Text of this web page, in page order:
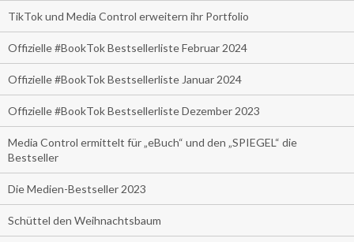
TikTok und Media Control erweitern ihr Portfolio
Offizielle #BookTok Bestsellerliste Februar 2024
Offizielle #BookTok Bestsellerliste Januar 2024
Offizielle #BookTok Bestsellerliste Dezember 2023
Media Control ermittelt für „eBuch“ und den „SPIEGEL“ die
Bestseller
Die Medien-Bestseller 2023
Schüttel den Weihnachtsbaum